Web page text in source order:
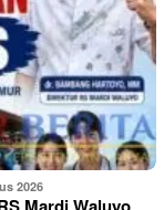
2026